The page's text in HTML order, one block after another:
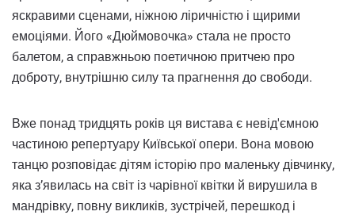
яскравими сценами, ніжною ліричністю і щирими
емоціями. Його «Дюймовочка» стала не просто
балетом, а справжньою поетичною притчею про
доброту, внутрішню силу та прагнення до свободи.
Вже понад тридцять років ця вистава є невід'ємною
частиною репертуару Київської опери. Вона мовою
танцю розповідає дітям історію про маленьку дівчинку,
яка з’явилась на світ із чарівної квітки й вирушила в
мандрівку, повну викликів, зустрічей, перешкод і